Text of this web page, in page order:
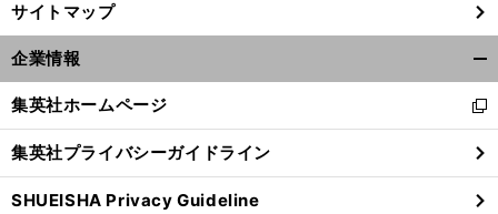
サイトマップ
企業情報
閉
る
集英社ホームページ
新
し
い
ウ
ィ
集英社プライバシーガイドライン
SHUEISHA Privacy Guideline